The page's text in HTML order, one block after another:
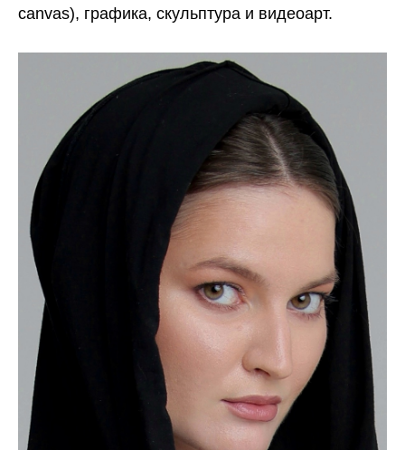
canvas), графика, скульптура и видеоарт.